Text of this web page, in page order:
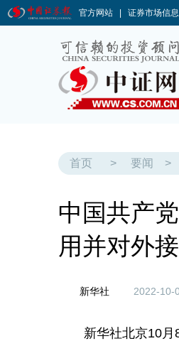
首页 > 要闻 >
中国共产
用并对外
新华社 2022-10-
新华社北京10月8